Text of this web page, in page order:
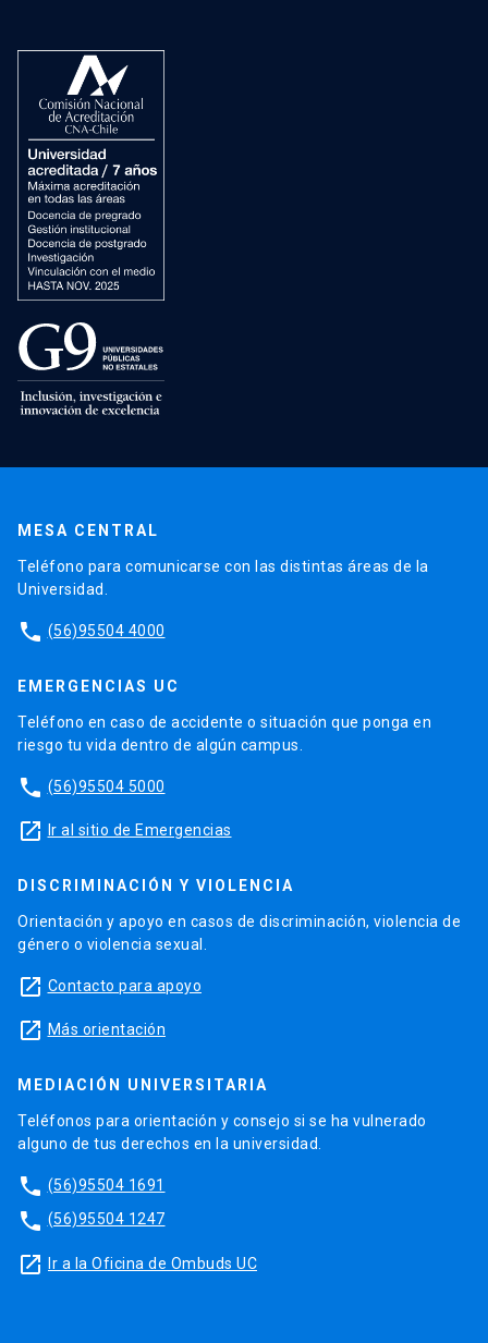
MESA CENTRAL
Teléfono para comunicarse con las distintas áreas de la
Universidad.
phone (56)95504 4000
EMERGENCIAS UC
Teléfono en caso de accidente o situación que ponga en
riesgo tu vida dentro de algún campus.
phone (56)95504 5000
launch Ir al sitio de Emergencias
DISCRIMINACIÓN Y VIOLENCIA
Orientación y apoyo en casos de discriminación, violencia de
género o violencia sexual.
launch Contacto para apoyo
launch Más orientación
MEDIACIÓN UNIVERSITARIA
Teléfonos para orientación y consejo si se ha vulnerado
alguno de tus derechos en la universidad.
phone (56)95504 1691
phone (56)95504 1247
launch Ir a la Oficina de Ombuds UC